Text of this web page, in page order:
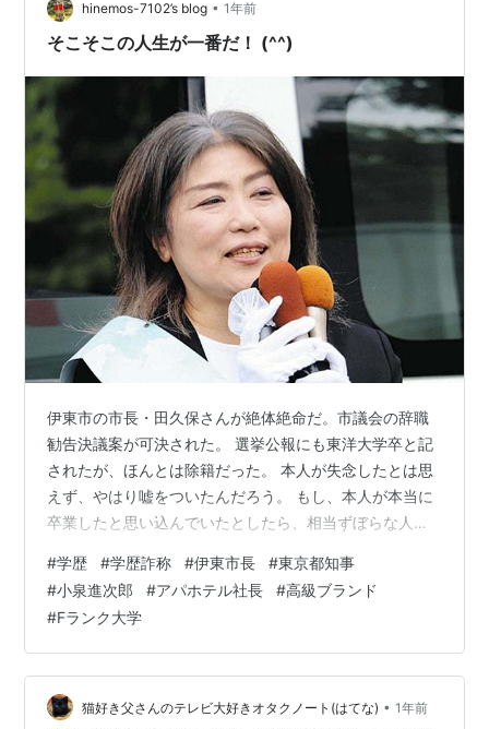
hinemos-7102’s blog • 1年前
そこそこの人生が一番だ！ (^^)
伊東市の市長・田久保さんが絶体絶命だ。市議会の辞職
勧告決議案が可決された。 選挙公報にも東洋大学卒と記
されたが、ほんとは除籍だった。 本人が失念したとは思
えず、やはり嘘をついたんだろう。 もし、本人が本当に
卒業したと思い込んでいたとしたら、相当ずぼらな人間
と面の皮が厚いね。 東洋大学を卒業したかしなかったか
の差は、実質はそんなに違いはないだろうが。 伊東と言
ったら、”ハトヤ”ホテルだろう。 子どもの頃、死ぬほど
このCMの歌を聞いてきた。 「伊東に行くならハトヤ、
電話は４１２６（よいふろ）…♪」覚えてしまった。 この
ＣＭソングの作曲はいずみたく…
#学歴 #学歴詐称 #伊東市長 #東京都知事
#小泉進次郎 #アパホテル社長 #高級ブランド
#Fランク大学
猫好き父さんのテレビ大好きオタクノート(はてな) • 1年前